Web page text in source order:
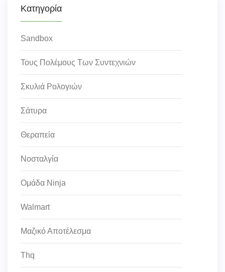
Κατηγορία
Sandbox
Τους Πολέμους Των Συντεχνιών
Σκυλιά Ρολογιών
Σάτυρα
Θεραπεία
Νοσταλγία
Ομάδα Ninja
Walmart
Μαζικό Αποτέλεσμα
Thq